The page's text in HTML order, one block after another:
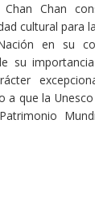
Chan
cultural para
en su
su
a que la